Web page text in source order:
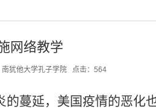
网络教学
南犹他大学孔子学院 点击：564
的蔓延，美国疫情的恶化